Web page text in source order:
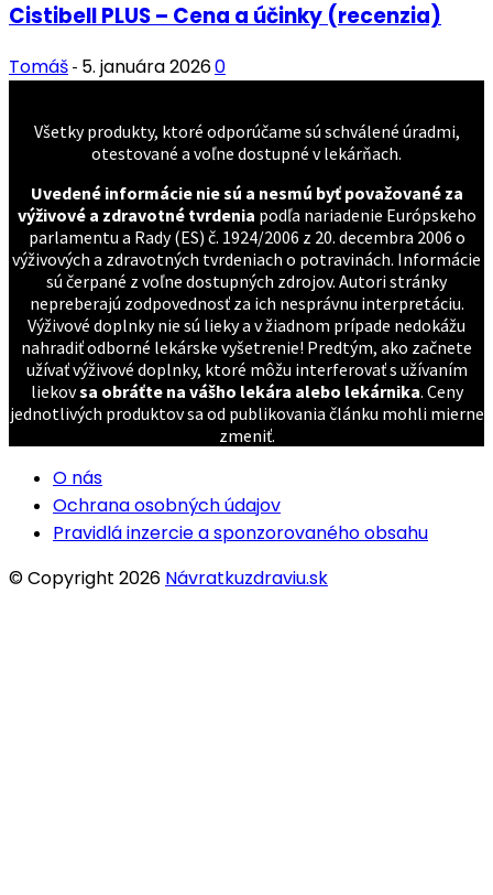
Cistibell PLUS – Cena a účinky (recenzia)
Tomáš - 5. januára 20260
Všetky produkty, ktoré odporúčame sú schválené úradmi,
otestované a voľne dostupné v lekárňach.
Uvedené informácie nie sú a nesmú byť považované za
výživové a zdravotné tvrdenia podľa nariadenie Európskeho
parlamentu a Rady (ES) č. 1924/2006 z 20. decembra 2006 o
výživových a zdravotných tvrdeniach o potravinách. Informácie
sú čerpané z voľne dostupných zdrojov. Autori stránky
nepreberajú zodpovednosť za ich nesprávnu interpretáciu.
Výživové doplnky nie sú lieky a v žiadnom prípade nedokážu
nahradiť odborné lekárske vyšetrenie! Predtým, ako začnete
užívať výživové doplnky, ktoré môžu interferovať s užívaním
liekovsa obráťte na vášho lekára alebo lekárnika. Ceny
jednotlivých produktov sa od publikovania článku mohli mierne
zmeniť.
O nás
Ochrana osobných údajov
Pravidlá inzercie a sponzorovaného obsahu
© Copyright 2026 Návratkuzdraviu.sk